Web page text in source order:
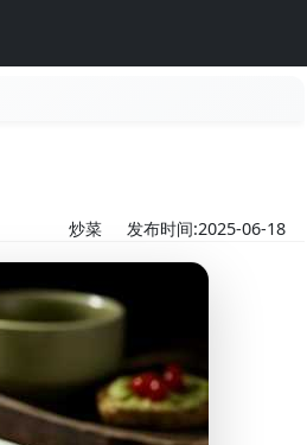
炒菜 发布时间:2025-06-18